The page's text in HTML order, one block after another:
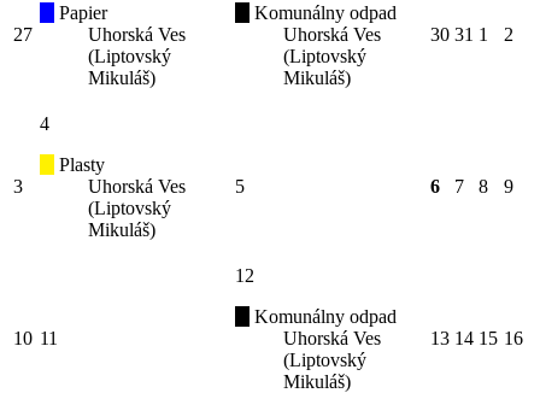
27
Papier
Uhorská Ves
(Liptovský
Mikuláš)
Komunálny odpad
Uhorská Ves
(Liptovský
Mikuláš)
30 31 1 2
3
4
Plasty
Uhorská Ves
(Liptovský
Mikuláš)
5 6 7 8 9
10 11
12
Komunálny odpad
Uhorská Ves
(Liptovský
Mikuláš)
13 14 15 16